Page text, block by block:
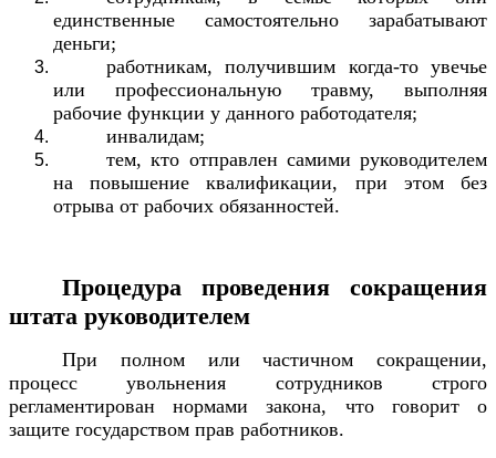
единственные самостоятельно зарабатывают
деньги;
работникам, получившим когда-то увечье
или профессиональную травму, выполняя
рабочие функции у данного работодателя;
инвалидам;
тем, кто отправлен самими руководителем
на повышение квалификации, при этом без
отрыва от рабочих обязанностей.
Процедура проведения сокращения
штата руководителем
При полном или частичном сокращении,
процесс увольнения сотрудников строго
регламентирован нормами закона, что говорит о
защите государством прав работников.